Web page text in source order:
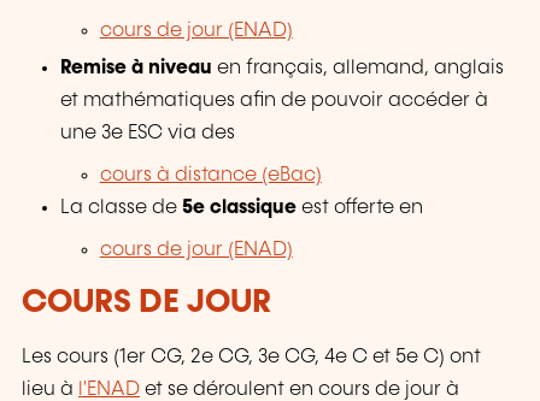
cours de jour (ENAD)
Remise à niveau en français, allemand, anglais
et mathématiques afin de pouvoir accéder à
une 3e ESC via des
cours à distance (eBac)
La classe de5e classique est offerte en
cours de jour (ENAD)
COURS DE JOUR
Les cours (1er CG, 2e CG, 3e CG, 4e C et 5e C) ont
lieu à l'ENAD et se déroulent en cours de jour à